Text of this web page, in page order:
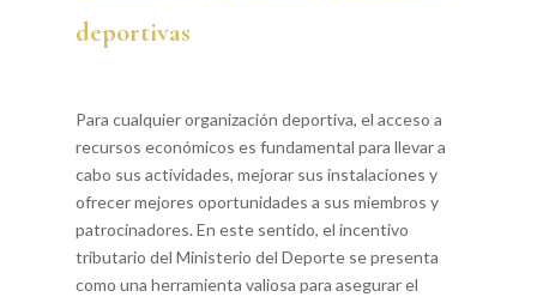
deportivas
Para cualquier organización deportiva, el acceso a
recursos económicos es fundamental para llevar a
cabo sus actividades, mejorar sus instalaciones y
ofrecer mejores oportunidades a sus miembros y
patrocinadores. En este sentido, el incentivo
tributario del Ministerio del Deporte se presenta
como una herramienta valiosa para asegurar el